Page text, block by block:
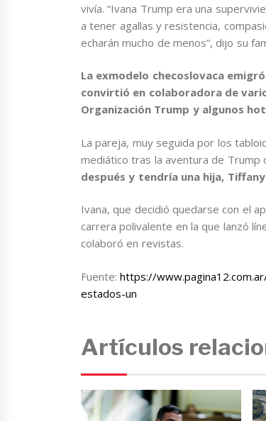
vivía. “Ivana Trump era una
a tener agallas y resistencia,
echarán mucho de menos”, dijo su
La exmodelo checoslovaca
convirtió en colaboradora de
Organización Trump y algunos
La pareja, muy seguida por los
mediático tras la aventura de Trump
después y tendría una hija,
Ivana, que decidió quedarse con el
carrera polivalente en la que lanzó
colaboró en revistas.
Fuente:https://
estados-un
Artículos